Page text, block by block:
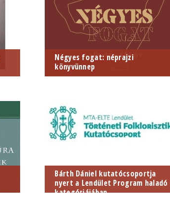
2026. február 20.
ELTE BTK Néprajzi Intézet Györffy
István Könyvtára (1088 Budapest,
Múzeum krt. 6-8. Fszt. 22.)
Négyes fogat: néprajzi
könyvünnep
Budapest, Múzeum körút 4/A, fszt
39.
Bárth Dániel kutatócsoportja
nyert a Lendület Program haladó
kategóriájában